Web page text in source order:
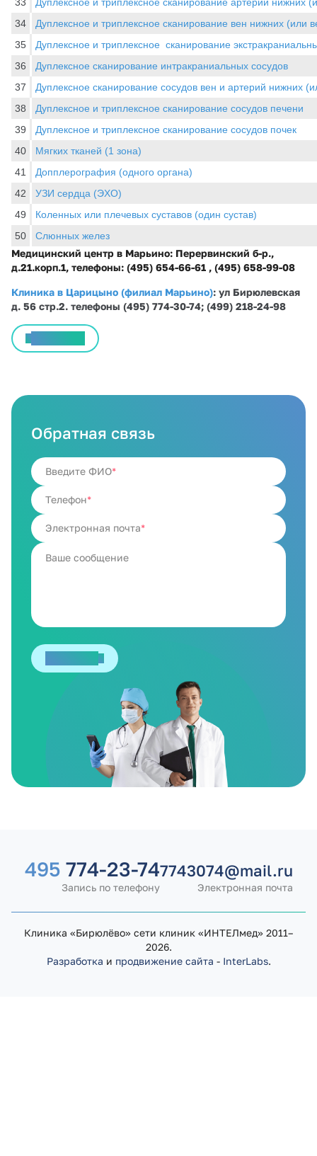
34
Дуплексное и триплексное сканирование вен нижних (или
35
Дуплексное и триплексное сканирование
36
Дуплексное сканирование интракраниальных сосудов
37
Дуплексное сканирование сосудов вен и артерий нижних
38
Дуплексное и триплексное сканирование сосудов печени
39
Дуплексное и триплексное сканирование сосудов почек
40
Мягких тканей (1 зона)
41
Допплерография (одного органа)
42
УЗИ сердца (ЭХО)
49
Коленных или плечевых суставов (один сустав)
50
Слюнных желез
Медицинский центр в Марьино: Перервинский б-р.,
д.21.корп.1, телефоны: (495) 654-66-61 , (495) 658-99-08
Клиника в Царицыно (филиал Марьино): ул Бирюлевская
д. 56 стр.2. телефоны (495) 774-30-74; (499) 218-24-98
Обратная связь
Введите ФИО
Телефон
Электронная почта
495 774-23-74
Запись по телефону
7743074@mail.ru
Электронная почта
Клиника «Бирюлёво» сети клиник «ИНТЕЛмед» 2011–
2026.
Разработка и продвижение сайта - InterLabs.